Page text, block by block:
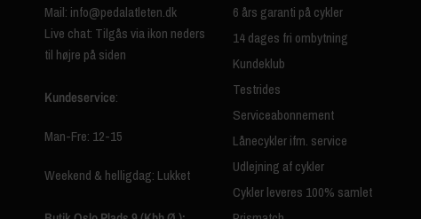
Mail: info@pedalatleten.dk
Live chat: Tilgås via ikon neders
til højre på siden
Kundeservice:
Man-Fre: 12-15
Weekend & helligdag: Lukket
6 års garanti på cykler
14 dages fri ombytning
Kundeklub
Testrides
Serviceabonnement
Lånecykler ifm. service
Udlejning af cykler
Cykler leveres 100% samlet